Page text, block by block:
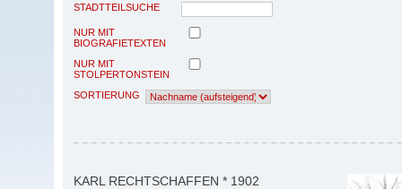
STADTTEILSUCHE
NUR MIT
BIOGRAFIETEXTEN
NUR MIT
STOLPERTONSTEIN
SORTIERUNG
KARL RECHTSCHAFFEN * 1902